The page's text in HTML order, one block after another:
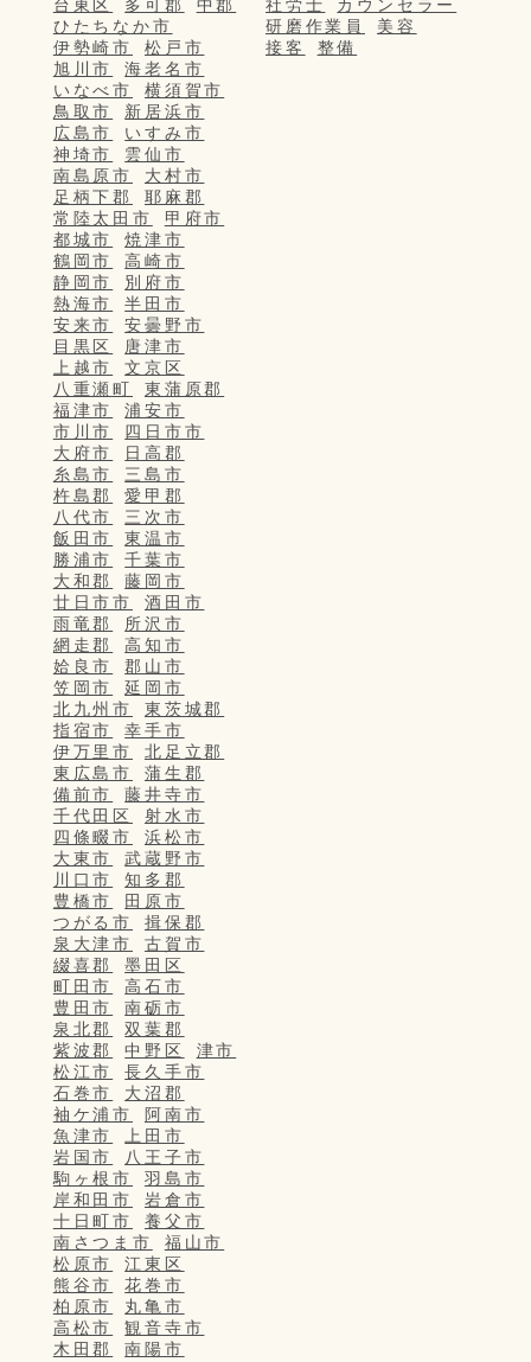
台東区 多可郡
中郡
ひたちなか市
伊勢崎市
松戸市
旭川市
海老名市
いなべ市
横須賀市
鳥取市
新居浜市
広島市
いすみ市
神埼市
雲仙市
南島原市
大村市
足柄下郡
耶麻郡
常陸太田市
甲府市
都城市
焼津市
鶴岡市
高崎市
静岡市
別府市
熱海市
半田市
安来市
安曇野市
目黒区
唐津市
上越市
文京区
八重瀬町
東蒲原郡
福津市
浦安市
市川市
四日市市
大府市
日高郡
糸島市
三島市
杵島郡
愛甲郡
八代市
三次市
飯田市
東温市
勝浦市
千葉市
大和郡
藤岡市
廿日市市
酒田市
雨竜郡
所沢市
網走郡
高知市
姶良市
郡山市
笠岡市
延岡市
北九州市
東茨城郡
指宿市
幸手市
伊万里市
北足立郡
東広島市
蒲生郡
備前市
藤井寺市
千代田区
射水市
四條畷市
浜松市
大東市
武蔵野市
川口市
知多郡
豊橋市
田原市
つがる市
揖保郡
泉大津市
古賀市
綴喜郡
墨田区
町田市
高石市
豊田市
南砺市
泉北郡
双葉郡
紫波郡
中野区
津市
松江市
長久手市
石巻市
大沼郡
袖ケ浦市
阿南市
魚津市
上田市
岩国市
八王子市
駒ヶ根市
羽島市
岸和田市
岩倉市
十日町市
養父市
南さつま市
福山市
松原市
江東区
熊谷市
花巻市
柏原市
丸亀市
高松市
観音寺市
木田郡
南陽市
社労士
カウンセラー
研磨作業員
美容
接客
整備